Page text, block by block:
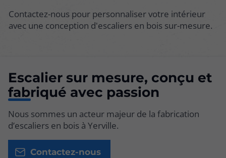
Contactez-nous pour personnaliser votre intérieur
avec une conception d'escaliers en bois sur-mesure.
Escalier sur mesure, conçu et
fabriqué avec passion
Nous sommes un acteur majeur de la fabrication
d’escaliers en bois à Yerville.
Contactez-nous